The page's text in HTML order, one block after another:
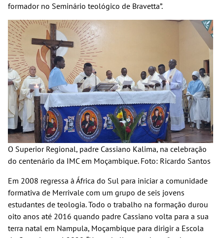
formador no Seminário teológico de Bravetta”.
O Superior Regional, padre Cassiano Kalima, na celebração
do centenário da IMC em Moçambique. Foto: Ricardo Santos
Em 2008 regressa à África do Sul para iniciar a comunidade
formativa de Merrivale com um grupo de seis jovens
estudantes de teologia. Todo o trabalho na formação durou
oito anos até 2016 quando padre Cassiano volta para a sua
terra natal em Nampula, Moçambique para dirigir a Escola